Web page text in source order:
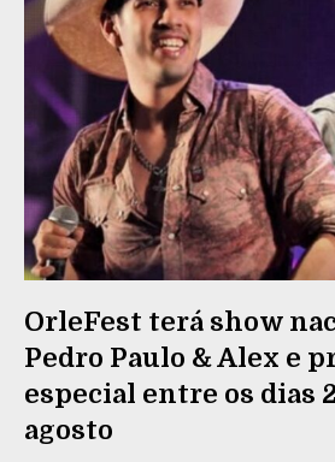
OrleFest terá show
Pedro Paulo & Alex e
especial entre os dias
agosto